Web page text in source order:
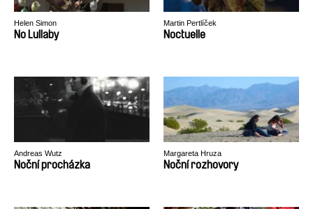
Helen Simon
No Lullaby
Martin Pertlíček
Noctuelle
Andreas Wutz
Noční procházka
Margareta Hruza
Noční rozhovory